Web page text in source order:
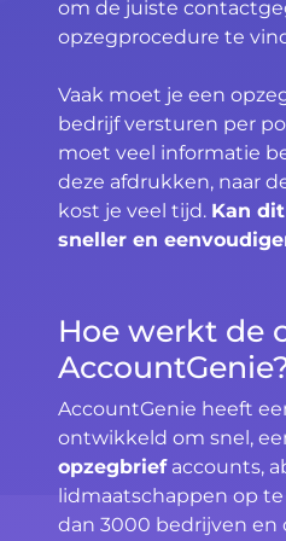
om de juiste
opzegprocedure te
Vaak moet je een
bedrijf versturen per
moet veel informatie
deze afdrukken, naar
kost je veel tijd. Kan
sneller en
Hoe werkt de
AccountGenie heeft
ontwikkeld om snel,
opzegbriefaccounts,
lidmaatschappen op
dan 3000 bedrijven en